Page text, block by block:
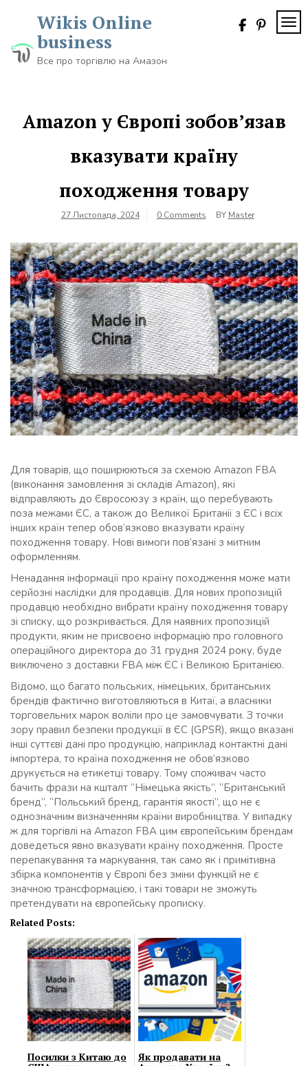
Wikis Online
business
Все про торгівлю на Амазон
Amazon у Європі зобов’язав
вказувати країну
походження товару
27 Листопада, 2024 0 Comments BY Master
Для товарів, що поширюються за схемою Amazon FBA
(виконання замовлення зі складів Amazon), які
відправляють до Євросоюзу з країн, що перебувають
поза межами ЄС, а також до Великої Британії з ЄС і всіх
інших країн тепер обов’язково вказувати країну
походження товару. Нові вимоги пов’язані з митним
оформленням.
Ненадання інформації про країну походження може мати
серйозні наслідки для продавців. Для нових пропозицій
продавцю необхідно вибрати країну походження товару
зі списку, що розкривається. Для наявних пропозицій
продукти, яким не присвоєно інформацію про головного
операційного директора до 31 грудня 2024 року, буде
виключено з доставки FBA між ЄС і Великою Британією.
Відомо, що багато польських, німецьких, британських
брендів фактично виготовляються в Китаї, а власники
торговельних марок воліли про це замовчувати. З точки
зору правил безпеки продукції в ЄС (GPSR), якщо вказані
інші суттєві дані про продукцію, наприклад контактні дані
імпортера, то країна походження не обов’язково
друкується на етикетці товару. Тому споживач часто
бачить фрази на кшталт “Німецька якість”, “Британський
бренд”, “Польський бренд, гарантія якості”, що не є
однозначним визначенням країни виробництва. У випадку
ж для торгівлі на Amazon FBA цим європейським брендам
доведеться явно вказувати країну походження. Просте
перепакування та маркування, так само як і примітивна
збірка компонентів у Європі без зміни функцій не є
значною трансформацією, і такі товари не зможуть
претендувати на європейську прописку.
Related Posts:
Посилки з Китаю до Як продавати на